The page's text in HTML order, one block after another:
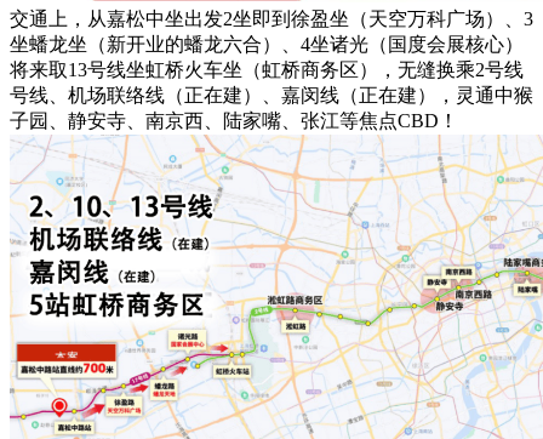
交通上，从嘉松中坐出发2坐即到徐盈坐（天空万科广场）、3
坐蟠龙坐（新开业的蟠龙六合）、4坐诸光（国度会展核心）
将来取13号线坐虹桥火车坐（虹桥商务区），无缝换乘2号线
号线、机场联络线（正在建）、嘉闵线（正在建），灵通中猴
子园、静安寺、南京西、陆家嘴、张江等焦点CBD！